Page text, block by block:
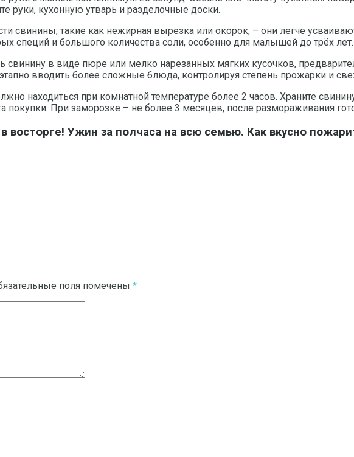
руки, кухонную утварь и разделочные доски.
свинины, такие как нежирная вырезка или окорок, – они легче
специй и большого количества соли, особенно для малышей до трёх лет.
в виде пюре или мелко нарезанных мягких кусочков,
вводить более сложные блюда, контролируя степень прожарки и
находиться при комнатной температуре более 2 часов. Храните
покупки. При заморозке – не более 3 месяцев, после размораживания
восторге! Ужин за полчаса на всю семью. Как вкусно
поля помечены *